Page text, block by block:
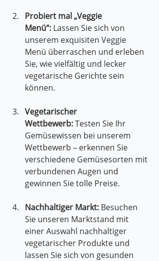
Probiert mal „Veggie
Menü“: Lassen Sie sich von
unserem exquisiten Veggie
Menü überraschen und erleben
Sie, wie vielfältig und lecker
vegetarische Gerichte sein
können.
Vegetarischer
Wettbewerb: Testen Sie Ihr
Gemüsewissen bei unserem
Wettbewerb – erkennen Sie
verschiedene Gemüsesorten mit
verbundenen Augen und
gewinnen Sie tolle Preise.
Nachhaltiger Markt: Besuchen
Sie unseren Marktstand mit
einer Auswahl nachhaltiger
vegetarischer Produkte und
lassen Sie sich von gesunden